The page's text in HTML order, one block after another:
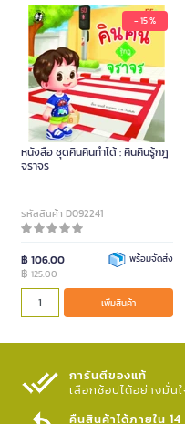
- 15 %
หนังสือ ชุดคินคินทำได้ : คินคินรู้กฎ
จราจร
รหัสสินค้า D092241
฿ 106.00
฿ 125.00
พร้อมจัดส่ง
เพิ่มสินค้า
การันตีของแท้
เลือกช้อปได้อย่างมั่น
คืนสินค้าได้ภายใน 14